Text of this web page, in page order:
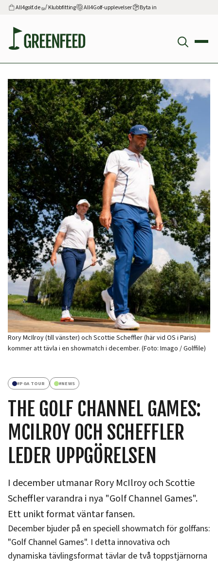
All4golf.de Klubbfitting All4Golf-upplevelser Byta in
Rory McIlroy (till vänster) och Scottie Scheffler (här vid OS i Paris)
kommer att tävla i en showmatch i december. (Foto: Imago / Golffile)
#PGA TOUR #NEWS
THE GOLF CHANNEL GAMES:
MCILROY OCH SCHEFFLER
LEDER UPPGÖRELSEN
I december utmanar Rory McIlroy och Scottie
Scheffler varandra i nya "Golf Channel Games".
Ett unikt format väntar fansen.
December bjuder på en speciell showmatch för golffans:
"Golf Channel Games". I detta innovativa och
dynamiska tävlingsformat tävlar de två toppstjärnorna